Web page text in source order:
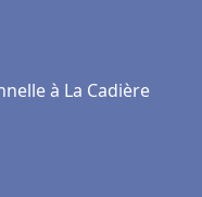
à La Cadière